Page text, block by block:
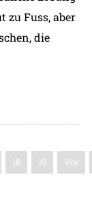
zu Fuss, aber
die
18 19 Vor